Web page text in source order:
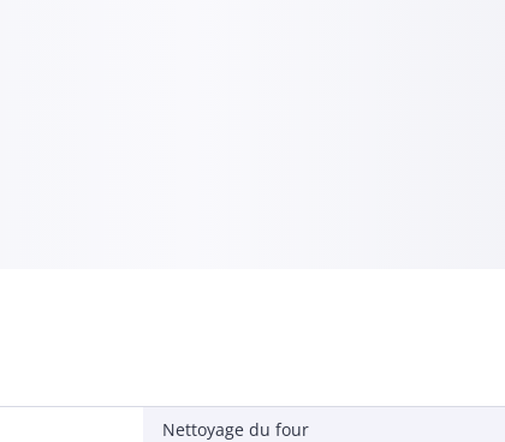
Nettoyage du four